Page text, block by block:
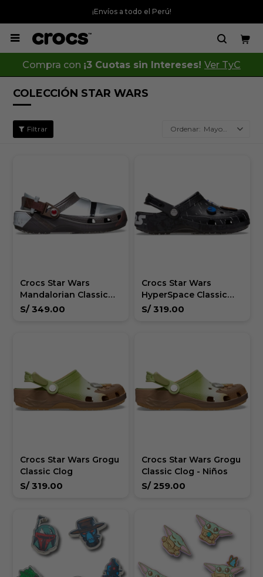
¡Envíos a todo el Perú!

Compra con ¡3 Cuotas sin Intereses! Ver TyC
COLECCIÓN STAR WARS
Mayor precio
Crocs Star Wars
Mandalorian Classic
Clog Unisex
S/ 349.00
Crocs Star Wars
HyperSpace Classic
Clog Unisex
S/ 319.00
Crocs Star Wars Grogu
Classic Clog
S/ 319.00
Crocs Star Wars Grogu
Classic Clog - Niños
S/ 259.00